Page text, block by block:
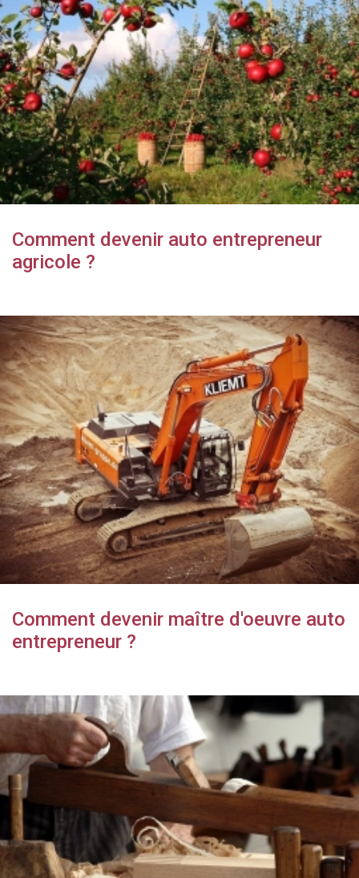
Comment devenir auto entrepreneur
agricole ?
Comment devenir maître d'oeuvre auto
entrepreneur ?